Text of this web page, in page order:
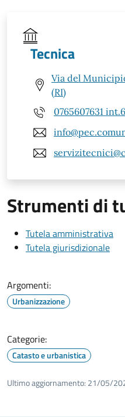
Tecnica
Via del
(RI)
0765607631 int.6
Strumenti di
Tutela amministrativa
Tutela giurisdizionale
Argomenti:
Urbanizzazione
Categorie:
Catasto e urbanistica
Ultimo aggiornamento: 21/05/